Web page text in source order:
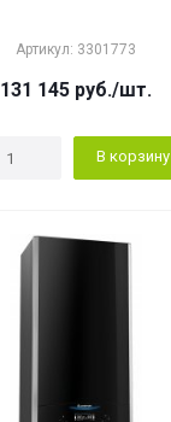
Артикул: 3301773
131 145 руб./шт.
В корзину